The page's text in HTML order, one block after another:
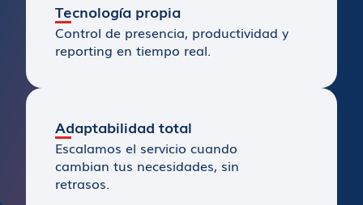
Tecnología propia
Control de presencia, productividad y
reporting en tiempo real.
Adaptabilidad total
Escalamos el servicio cuando
cambian tus necesidades, sin
retrasos.